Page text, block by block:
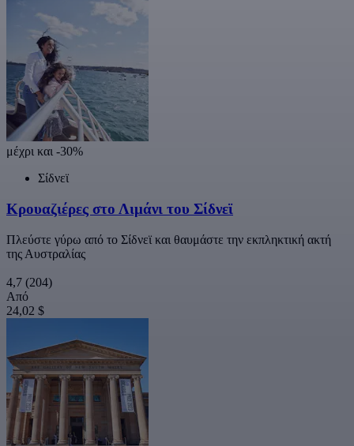
μέχρι και -30%
Σίδνεϊ
Κρουαζιέρες στο Λιμάνι του Σίδνεϊ
Πλεύστε γύρω από το Σίδνεϊ και θαυμάστε την εκπληκτική ακτή
της Αυστραλίας
4,7 (204)
Από
24,02 $